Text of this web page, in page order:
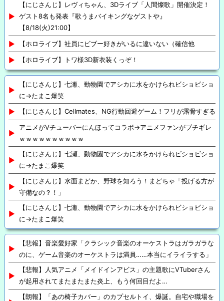
【にじさんじ】レヴィちゃん、3Dライブ「人間燦歌」開催決定！
ゲスト8名も発表『歌うまバイキングなゲストや』
【8/18(火)21:00】
【ホロライブ】社員にビブー好きがいるに違いない（確信他
【ホロライブ】トワ様3D新衣装くっぞ！
【にじさんじ】七瀬、動物園でアシカに水をかけられビショビショ
に→たまこ爆笑
【にじさんじ】Cellmates、NG行動回避ゲーム！フリが露骨すぎる
アニメがVチューバーにんほってコラボ→アニメファンがブチギレ
ｗｗｗｗｗｗｗｗｗｗ
【にじさんじ】七瀬、動物園でアシカに水をかけられビショビショ
に→たまこ爆笑
【にじさんじ】水面まどか、野球を知ろう！まどちゃ「投げる方が
守備なの？！」
【にじさんじ】七瀬、動物園でアシカに水をかけられビショビショ
に→たまこ爆笑
【悲報】音楽愛好家「クラシック音楽のオーケストラはガラガラな
のに、ゲーム音楽のオーケストラは満員……本当にイライラする」
【悲報】人気アニメ「メイドインアビス」の主題歌にVTuberさん
が起用されてまたまたまた炎上、もう何回目だよ…
【朗報】「あの椅子カバー」のカプセルトイ、爆誕。自宅や職場を